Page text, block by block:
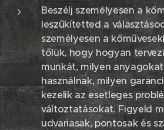
Beszélj személyesen a
leszűkítetted a
személyesen a
tőlük, hogy hogyan
munkát, milyen
használnak, milyen
kezelik az esetleges
változtatásokat. Figyeld
udvariasak, pontosak és